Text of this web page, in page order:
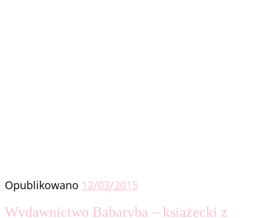
Opublikowano 12/03/2015
Wydawnictwo Babaryba – książecki z